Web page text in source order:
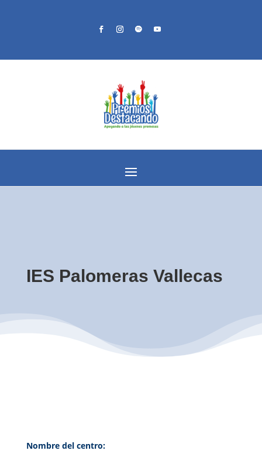
IES Palomeras Vallecas
Nombre del centro: